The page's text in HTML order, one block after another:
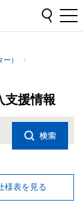
）
援情報
様表を見る